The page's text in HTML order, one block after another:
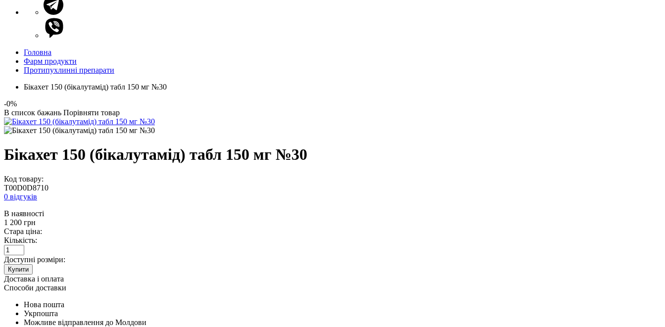
Головна
Фарм продукти
Протипухлинні препарати
Бікахет 150 (бікалутамід) табл 150 мг №30
-0%
В список бажань Порівняти товар
Бікахет 150 (бікалутамід) табл 150 мг №30
Код товару:
T00D0D8710
0 відгуків
В наявності
1 200 грн
Стара ціна:
Кількість:
Доступні розміри:
Купити
Доставка і оплата
Способи доставки
Нова пошта
Укрпошта
Можливе відправлення до Молдови